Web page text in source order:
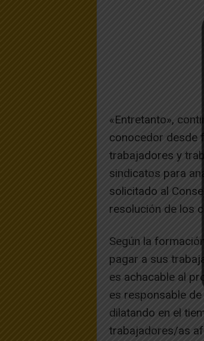
«Entretanto»,
conocedor desde
trabajadores y
sindicatos para
solicitado al
resolución de los
Según la
pagar a sus
es achacable al
es responsable
dilatando en el
trabajadores/as